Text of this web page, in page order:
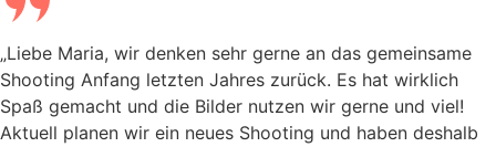
„Liebe Maria, wir denken sehr gerne an das gemeinsame
Shooting Anfang letzten Jahres zurück. Es hat wirklich
Spaß gemacht und die Bilder nutzen wir gerne und viel!
Aktuell planen wir ein neues Shooting und haben deshalb